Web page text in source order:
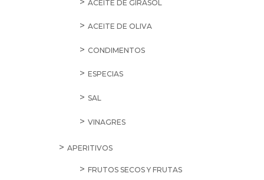
ACEITE DE GIRASOL
ACEITE DE OLIVA
CONDIMENTOS
ESPECIAS
SAL
VINAGRES
APERITIVOS
FRUTOS SECOS Y FRUTAS